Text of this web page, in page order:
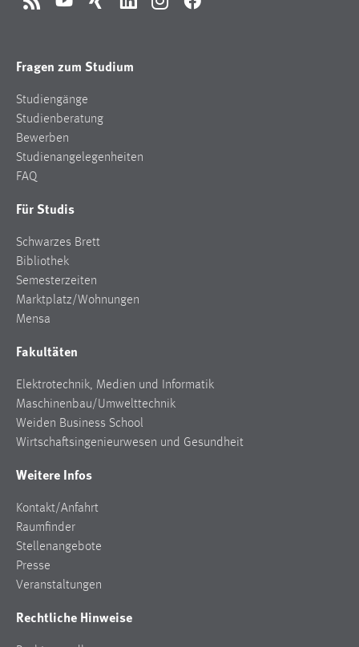
RSS YouTubeXing LinkedInInstagramFacebook
Fragen zum Studium
Studiengänge
Studienberatung
Bewerben
Studienangelegenheiten
FAQ
Für Studis
Schwarzes Brett
Bibliothek
Semesterzeiten
Marktplatz/Wohnungen
Mensa
Fakultäten
Elektrotechnik, Medien und Informatik
Maschinenbau/Umwelttechnik
Weiden Business School
Wirtschaftsingenieurwesen und Gesundheit
Weitere Infos
Kontakt/Anfahrt
Raumfinder
Stellenangebote
Presse
Veranstaltungen
Rechtliche Hinweise